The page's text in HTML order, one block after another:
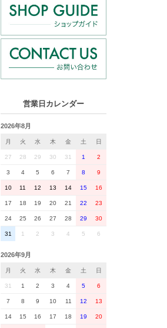
営業日カレンダー
2026年8月
月 火 水 木 金 土 日
27 28 29 30 31 1 2
3 4 5 6 7 8 9
10 11 12 13 14 15 16
17 18 19 20 21 22 23
24 25 26 27 28 29 30
31 1 2 3 4 5 6
2026年9月
月 火 水 木 金 土 日
31 1 2 3 4 5 6
7 8 9 10 11 12 13
14 15 16 17 18 19 20